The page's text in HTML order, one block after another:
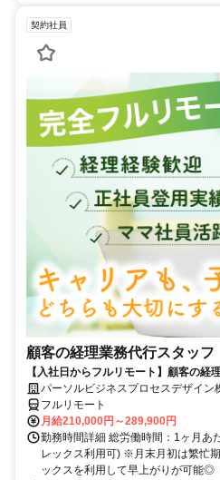
契約社員
顧客の経理業務代行スタッフ
【入社日からフルリモート】顧客の経
パーソルビジネスプロセスデザイン
フルリモート
月給210,000円～289,900円
勤務時間詳細 総労働時間：1ヶ月あ
レックス利用可) ※月末月初は繁忙
ックスを利用して早上がりが可能